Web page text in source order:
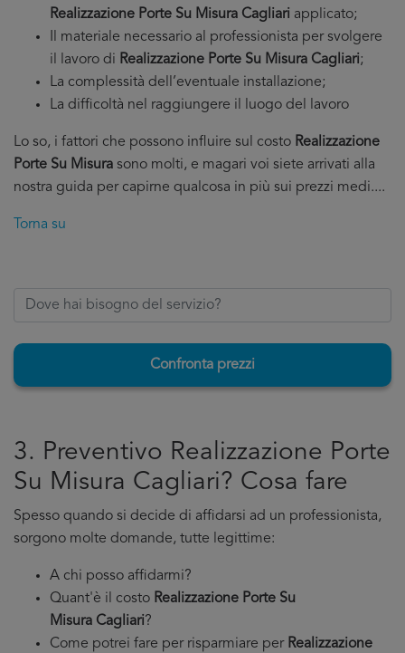
Realizzazione Porte Su Misura Cagliari applicato;
Il materiale necessario al professionista per svolgere
il lavoro di Realizzazione Porte Su Misura Cagliari;
La complessità dell’eventuale installazione;
La difficoltà nel raggiungere il luogo del lavoro
Lo so, i fattori che possono influire sul costo Realizzazione
Porte Su Misura sono molti, e magari voi siete arrivati alla
nostra guida per capirne qualcosa in più sui prezzi medi....
Torna su
Confronta prezzi
3. Preventivo Realizzazione Porte
Su Misura Cagliari? Cosa fare
Spesso quando si decide di affidarsi ad un professionista,
sorgono molte domande, tutte legittime:
A chi posso affidarmi?
Quant'è il costo Realizzazione Porte Su
Misura Cagliari?
Come potrei fare per risparmiare per Realizzazione